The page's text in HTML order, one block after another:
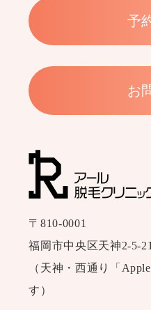
予
お
〒810-0001
福岡市中央区天神2-5-
（天神・西通り「
す）